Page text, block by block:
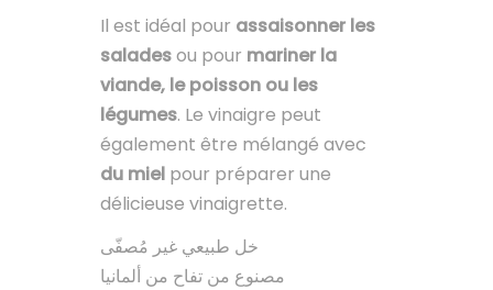
Il est idéal pour assaisonner les
saladesou pour mariner la
viande, le poisson ou les
légumes. Le vinaigre peut
également être mélangé avec
du miel pour préparer une
délicieuse vinaigrette.
خل طبيعي غير مُصفّى
مصنوع من تفاح من ألمانيا